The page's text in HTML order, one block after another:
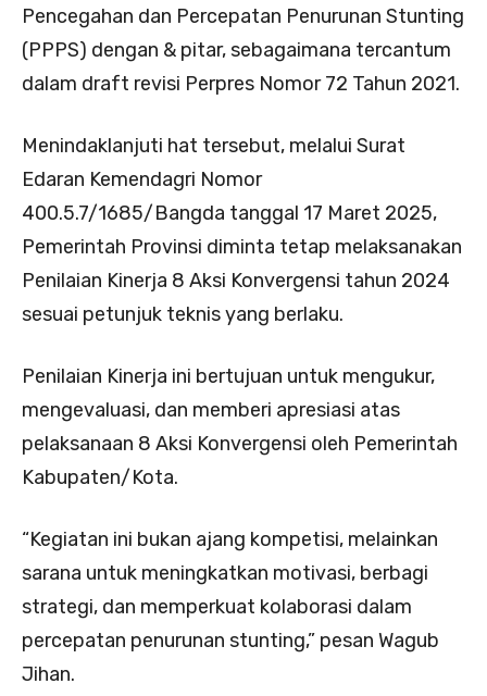
Pencegahan dan Percepatan Penurunan Stunting
(PPPS) dengan & pitar, sebagaimana tercantum
dalam draft revisi Perpres Nomor 72 Tahun 2021.
Menindaklanjuti hat tersebut, melalui Surat
Edaran Kemendagri Nomor
400.5.7/1685/Bangda tanggal 17 Maret 2025,
Pemerintah Provinsi diminta tetap melaksanakan
Penilaian Kinerja 8 Aksi Konvergensi tahun 2024
sesuai petunjuk teknis yang berlaku.
Penilaian Kinerja ini bertujuan untuk mengukur,
mengevaluasi, dan memberi apresiasi atas
pelaksanaan 8 Aksi Konvergensi oleh Pemerintah
Kabupaten/Kota.
“Kegiatan ini bukan ajang kompetisi, melainkan
sarana untuk meningkatkan motivasi, berbagi
strategi, dan memperkuat kolaborasi dalam
percepatan penurunan stunting,” pesan Wagub
Jihan.